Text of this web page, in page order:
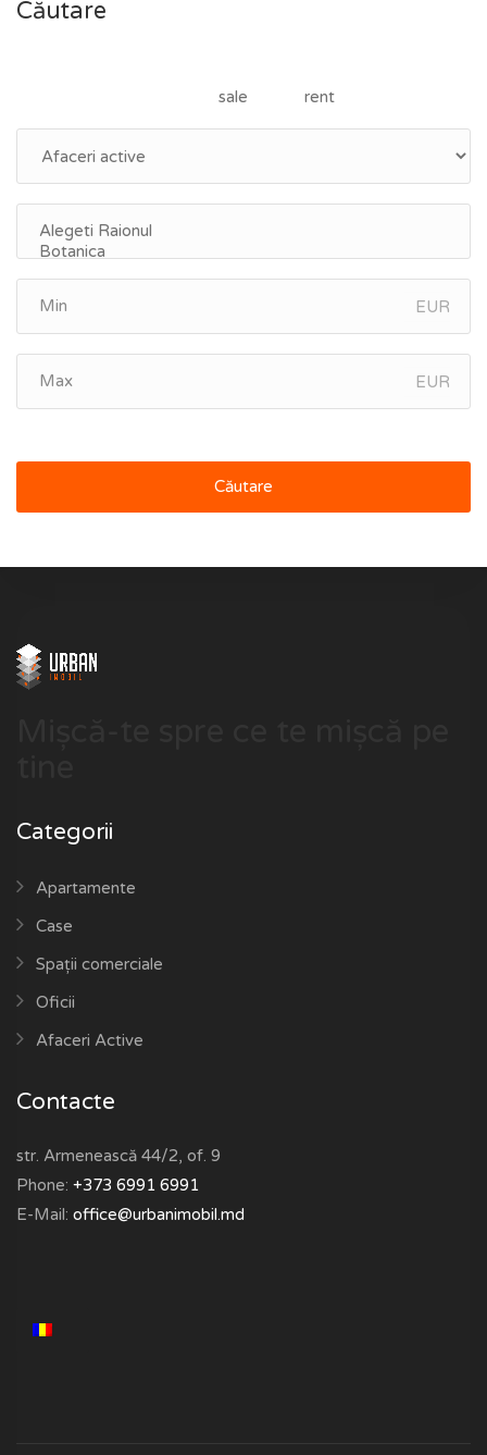
Căutare
sale rent
EUR
EUR
Căutare
Categorii
Apartamente
Case
Spații comerciale
Oficii
Afaceri Active
Contacte
str. Armenească 44/2, of. 9
Phone: +373 6991 6991
E-Mail: office@urbanimobil.md